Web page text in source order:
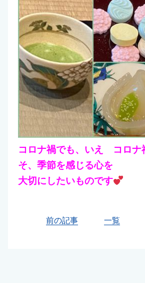
コロナ禍でも、いえ コロナ
そ、季節を感じる心を
大切にしたいものです
前の記事 一覧